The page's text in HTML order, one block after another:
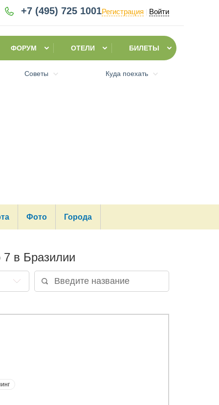
+7 (495) 725 1001Регистрация Войти
ФОРУМ ОТЕЛИ БИЛЕТЫ
Советы Куда поехать
Фото Города
7 в Бразилии